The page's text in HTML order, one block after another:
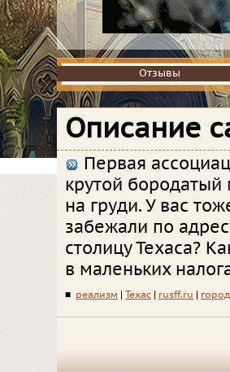
Отзывы
Отзывы
Описание
Первая
крутой
на груди. У вас
забежали по
столицу Техаса?
в маленьких
■ реализм Техас rusff.ru город